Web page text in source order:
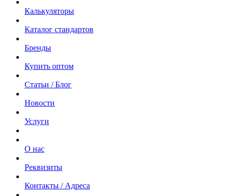
Калькуляторы
Каталог стандартов
Бренды
Купить оптом
Статьи / Блог
Новости
Услуги
О нас
Реквизиты
Контакты / Адреса